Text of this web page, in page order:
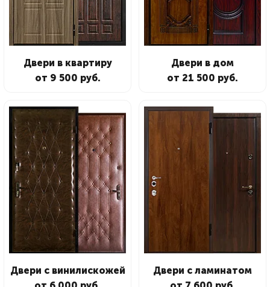
Двери в квартиру
от 9 500 руб.
Двери в дом
от 21 500 руб.
Двери с винилискожей
Двери с ламинатом